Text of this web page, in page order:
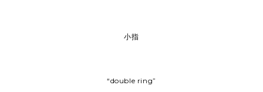
小指
“double ring”